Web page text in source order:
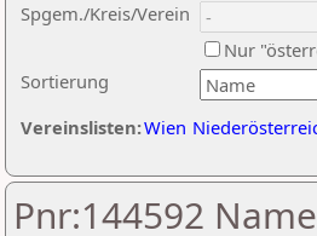
Sortierung
Spgem./Kreis/Verein
Nur
Vereinslisten:Wien
Pnr:144592